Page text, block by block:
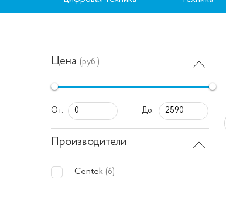
Цена (руб.)
От: До:
Производители
Centek (6)